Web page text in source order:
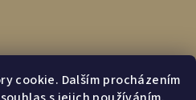
cookie. Dalším procházením